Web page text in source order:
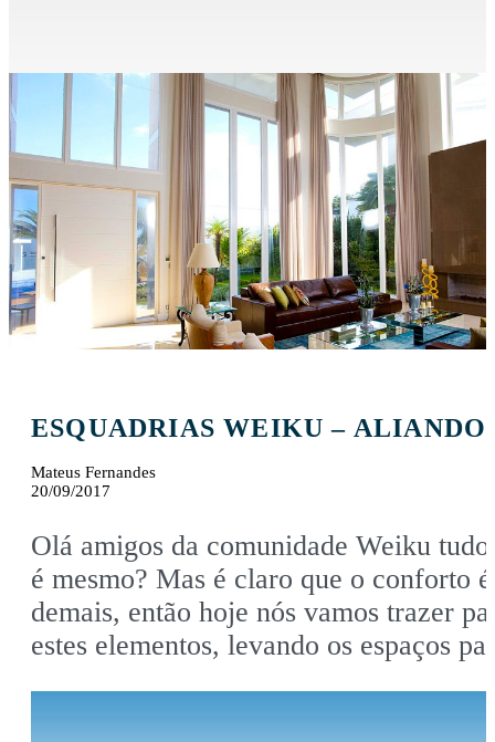
ESQUADRIAS WEIKU –
Mateus Fernandes
20/09/2017
Olá amigos da comunidade Weiku
é mesmo? Mas é claro que o conforto
demais, então hoje nós vamos trazer
estes elementos, levando os espaços